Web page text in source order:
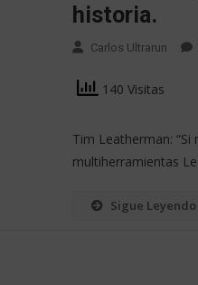
historia.
Carlos Ultrarun
140 Visitas
Tim Leatherman:
multiherramientas
Sigue Leyendo